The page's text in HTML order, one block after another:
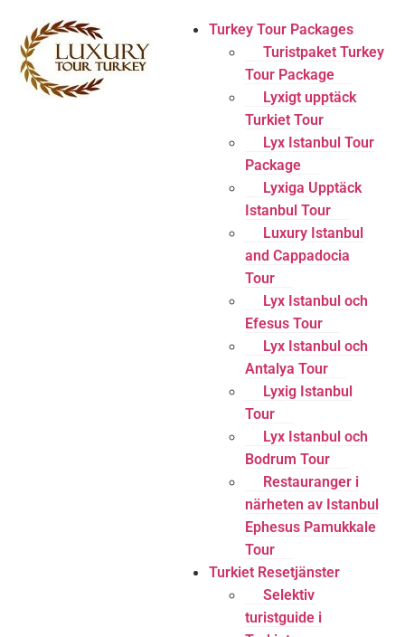
Turkey Tour Packages
Turistpaket Turkey
Tour Package
Lyxigt upptäck
Turkiet Tour
Lyx Istanbul Tour
Package
Lyxiga Upptäck
Istanbul Tour
Luxury Istanbul
and Cappadocia
Tour
Lyx Istanbul och
Efesus Tour
Lyx Istanbul och
Antalya Tour
Lyxig Istanbul
Tour
Lyx Istanbul och
Bodrum Tour
Restauranger i
närheten av Istanbul
Ephesus Pamukkale
Tour
Turkiet Resetjänster
Selektiv
turistguide i